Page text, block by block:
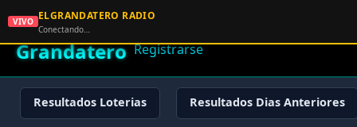
🌟 El
Grandatero Registrarse
Resultados Loterias Resultados Dias Anteriores
VIVO ELGRANDATERO RADIO
Conectando…